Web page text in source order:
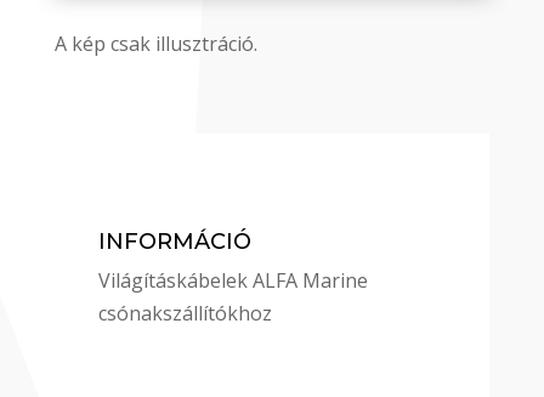
A kép csak illusztráció.
INFORMÁCIÓ
Világításkábelek ALFA Marine
csónakszállítókhoz